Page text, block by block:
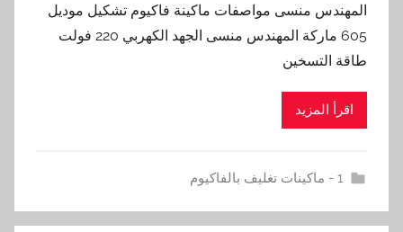
المهندس منسى مواصفات ماكينة فاكيوم تشكيل موديل
605 ماركة المهندس منسى الجهد الكهربي 220 فولت
طاقة التسخين
اقرأ المزيد
1 - ماكينات تغليف بالفاكيوم